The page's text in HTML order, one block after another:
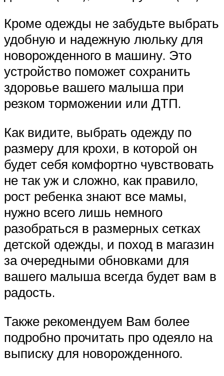
Кроме одежды не забудьте выбрать
удобную и надежную люльку для
новорожденного в машину. Это
устройство поможет сохранить
здоровье вашего малыша при
резком торможении или ДТП.
Как видите, выбрать одежду по
размеру для крохи, в которой он
будет себя комфортно чувствовать
не так уж и сложно, как правило,
рост ребенка знают все мамы,
нужно всего лишь немного
разобраться в размерных сетках
детской одежды, и поход в магазин
за очередными обновками для
вашего малыша всегда будет вам в
радость.
Также рекомендуем Вам более
подробно прочитать про одеяло на
выписку для новорожденного.